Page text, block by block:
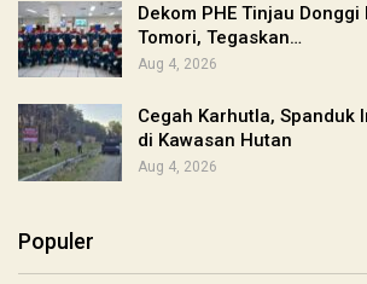
Dekom PHE Tinjau
Tomori, Tegaskan…
Aug 4, 2026
Cegah Karhutla, Spanduk
di Kawasan Hutan
Aug 4, 2026
Populer